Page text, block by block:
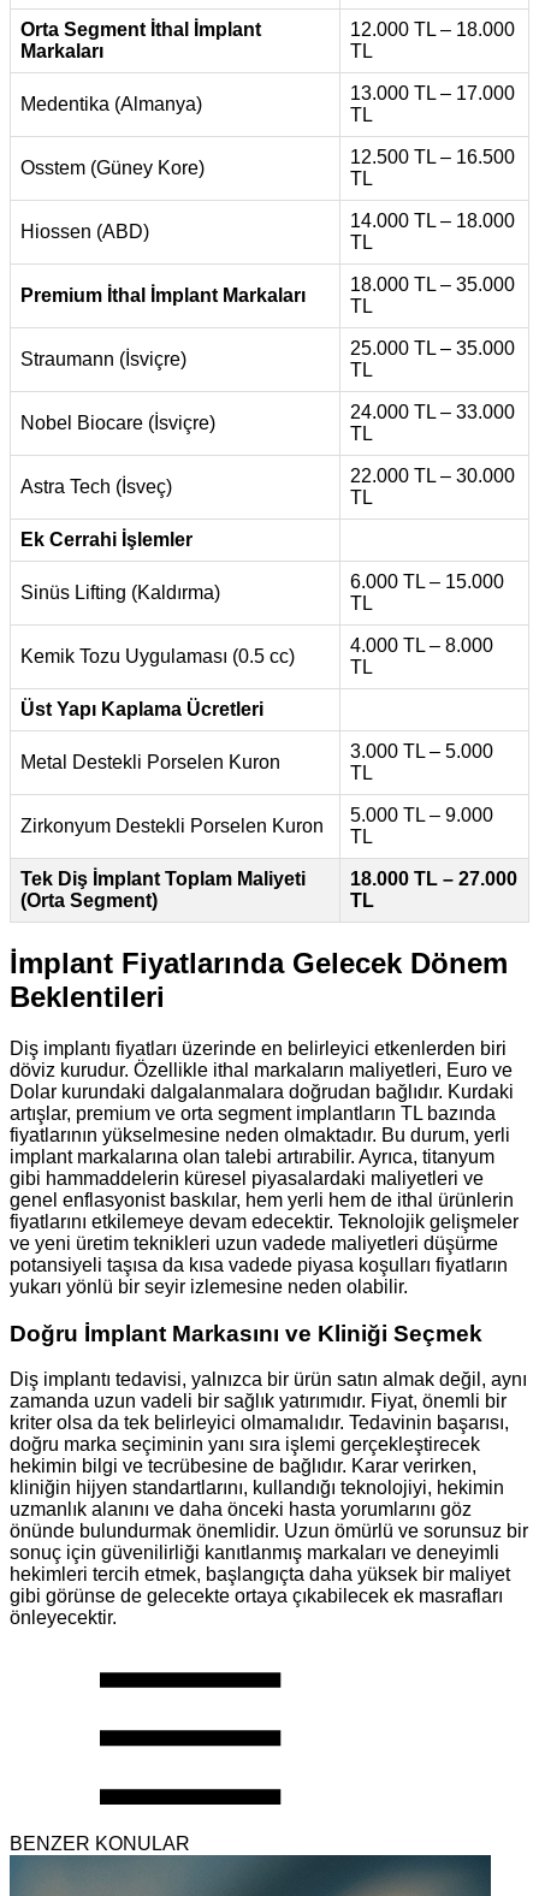
Orta Segment İthal İmplant
Markaları
12.000 TL – 18.000
TL
Medentika (Almanya)
13.000 TL – 17.000
TL
Osstem (Güney Kore)
12.500 TL – 16.500
TL
Hiossen (ABD)
14.000 TL – 18.000
TL
Premium İthal İmplant Markaları
18.000 TL – 35.000
TL
Straumann (İsviçre)
25.000 TL – 35.000
TL
Nobel Biocare (İsviçre)
24.000 TL – 33.000
TL
Astra Tech (İsveç)
22.000 TL – 30.000
TL
Ek Cerrahi İşlemler
Sinüs Lifting (Kaldırma)
6.000 TL – 15.000
TL
Kemik Tozu Uygulaması (0.5 cc)
4.000 TL – 8.000
TL
Üst Yapı Kaplama Ücretleri
Metal Destekli Porselen Kuron
3.000 TL – 5.000
TL
Zirkonyum Destekli Porselen Kuron
5.000 TL – 9.000
TL
Tek Diş İmplant Toplam Maliyeti
(Orta Segment)
18.000 TL – 27.000
TL
İmplant Fiyatlarında Gelecek Dönem
Beklentileri
Diş implantı fiyatları üzerinde en belirleyici etkenlerden biri
döviz kurudur. Özellikle ithal markaların maliyetleri, Euro ve
Dolar kurundaki dalgalanmalara doğrudan bağlıdır. Kurdaki
artışlar, premium ve orta segment implantların TL bazında
fiyatlarının yükselmesine neden olmaktadır. Bu durum, yerli
implant markalarına olan talebi artırabilir. Ayrıca, titanyum
gibi hammaddelerin küresel piyasalardaki maliyetleri ve
genel enflasyonist baskılar, hem yerli hem de ithal ürünlerin
fiyatlarını etkilemeye devam edecektir. Teknolojik gelişmeler
ve yeni üretim teknikleri uzun vadede maliyetleri düşürme
potansiyeli taşısa da kısa vadede piyasa koşulları fiyatların
yukarı yönlü bir seyir izlemesine neden olabilir.
Doğru İmplant Markasını ve Kliniği Seçmek
Diş implantı tedavisi, yalnızca bir ürün satın almak değil, aynı
zamanda uzun vadeli bir sağlık yatırımıdır. Fiyat, önemli bir
kriter olsa da tek belirleyici olmamalıdır. Tedavinin başarısı,
doğru marka seçiminin yanı sıra işlemi gerçekleştirecek
hekimin bilgi ve tecrübesine de bağlıdır. Karar verirken,
kliniğin hijyen standartlarını, kullandığı teknolojiyi, hekimin
uzmanlık alanını ve daha önceki hasta yorumlarını göz
önünde bulundurmak önemlidir. Uzun ömürlü ve sorunsuz bir
sonuç için güvenilirliği kanıtlanmış markaları ve deneyimli
hekimleri tercih etmek, başlangıçta daha yüksek bir maliyet
gibi görünse de gelecekte ortaya çıkabilecek ek masrafları
önleyecektir.
BENZER KONULAR